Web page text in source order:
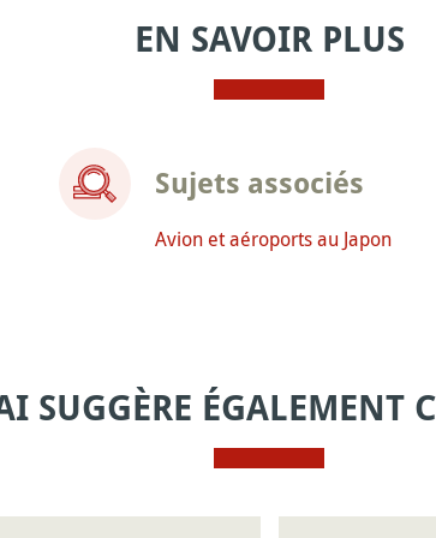
EN SAVOIR PLUS
Sujets associés
Avion et aéroports au Japon
SUGGÈRE ÉGALEMENT